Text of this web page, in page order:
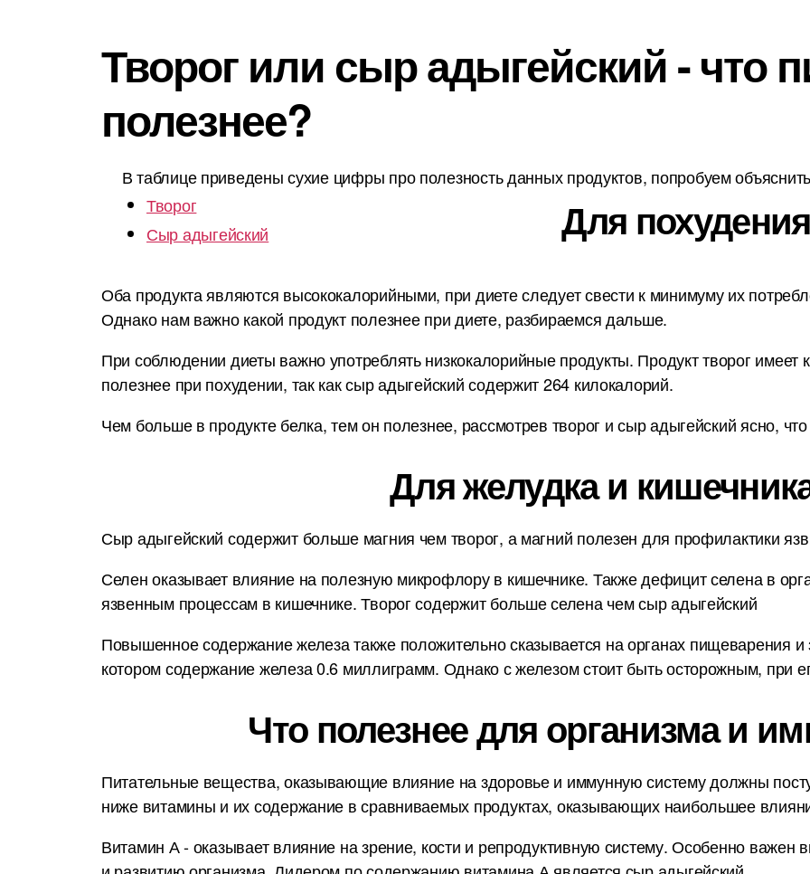
Творог или сыр адыгейский - что
полезнее?
В таблице приведены сухие цифры про полезность данных продуктов, попробуем
Творог
Сыр адыгейский
Для
Оба продукта являются высококалорийными, при диете следует свести к минимуму их
Однако нам важно какой продукт полезнее при диете, разбираемся дальше.
При соблюдении диеты важно употреблять низкокалорийные продукты. Продукт творог имеет
полезнее при похудении, так как сыр адыгейский содержит 264 килокалорий.
Чем больше в продукте белка, тем он полезнее, рассмотрев творог и сыр адыгейский ясно,
Для желудка и
Сыр адыгейский содержит больше магния чем творог, а магний полезен для профилактики
Селен оказывает влияние на полезную микрофлору в кишечнике. Также дефицит селена в
язвенным процессам в кишечнике. Творог содержит больше селена чем сыр адыгейский
Повышенное содержание железа также положительно сказывается на органах пищеварения и
котором содержание железа 0.6 миллиграмм. Однако с железом стоит быть осторожным, при
Что полезнее для организма и
Питательные вещества, оказывающие влияние на здоровье и иммунную систему должны
ниже витамины и их содержание в сравниваемых продуктах, оказывающих наибольшее
Витамин А - оказывает влияние на зрение, кости и репродуктивную систему. Особенно важен